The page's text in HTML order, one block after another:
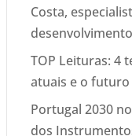
Costa,
TOP Leituras: 4
atuais e o
Portugal 2030
dos